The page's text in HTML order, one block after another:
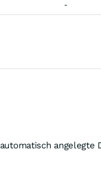
-
angelegte